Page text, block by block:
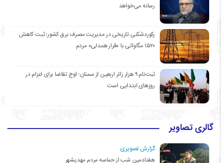
رسانه می‌خواهد
رکوردشکنی تاریخی در مدیریت مصرف برق کشور؛ ثبت کاهش
۱۵۲۰ مگاواتی با «قرار همدلی» مردم
ثبت‌نام ۹ هزار زائر اربعین از سمنان؛ اوج تقاضا برای اعزام در
روزهای ابتدایی است
گالری تصاویر
گزارش تصویری:
هفتادمین شب از حماسه مردم مهدیشهر